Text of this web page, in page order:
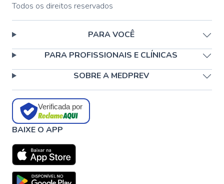
Todos os direitos reservados
PARA VOCÊ
PARA PROFISSIONAIS E CLÍNICAS
SOBRE A MEDPREV
Verificada por
BAIXE O APP